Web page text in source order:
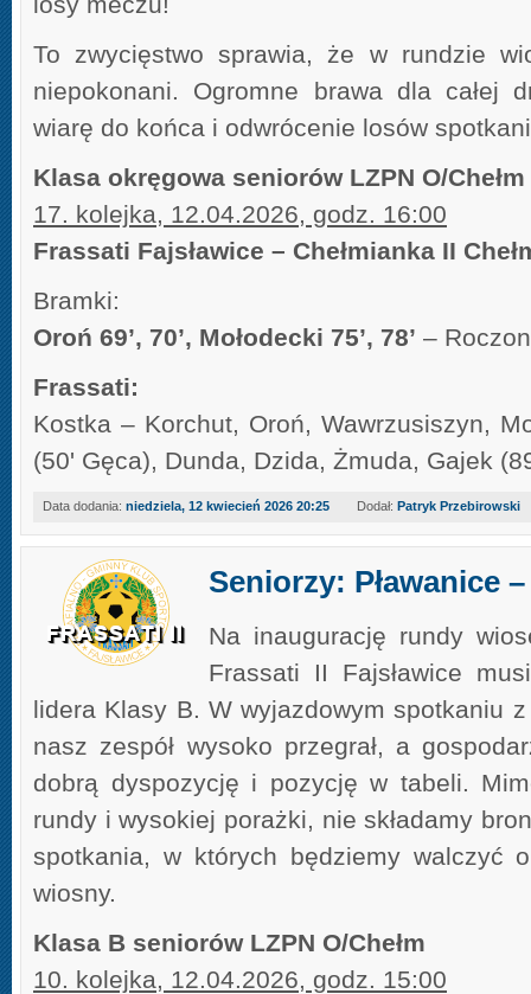
To zwycięstwo sprawia, że w rundzie
niepokonani. Ogromne brawa dla całej
wiarę do końca i odwrócenie losów
Klasa okręgowa seniorów LZPN O/Chełm
17. kolejka, 12.04.2026, godz. 16:00
Frassati Fajsławice – Chełmianka II
Bramki:
Oroń 69’, 70’, Mołodecki 75’, 78’ –
Frassati:
Kostka – Korchut, Oroń, Wawrzusiszyn,
(50' Gęca), Dunda, Dzida, Żmuda, Gajek
Data dodania: niedziela, 12 kwiecień 2026 20:25 Dodał: Patryk Przebirowski
Seniorzy: Pławanice
Na inaugurację rundy
Frassati II Fajsławice
lidera Klasy B. W wyjazdowym spotkaniu z
nasz zespół wysoko przegrał, a
dobrą dyspozycję i pozycję w tabeli.
rundy i wysokiej porażki, nie składamy
spotkania, w których będziemy walczyć
wiosny.
Klasa B seniorów LZPN O/Chełm
10. kolejka, 12.04.2026, godz. 15:00